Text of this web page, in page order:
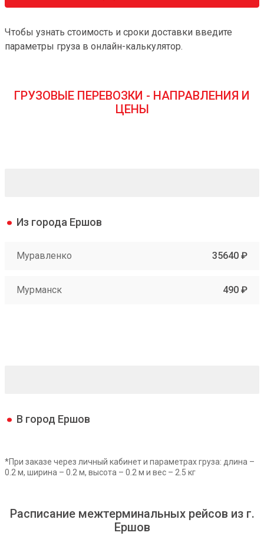
Чтобы узнать стоимость и сроки доставки введите
параметры груза в онлайн-калькулятор.
ГРУЗОВЫЕ ПЕРЕВОЗКИ - НАПРАВЛЕНИЯ И
ЦЕНЫ
Из города Ершов
Муравленко 35640 ₽
Мурманск 490 ₽
В город Ершов
*При заказе через личный кабинет и параметрах груза: длина –
0.2 м, ширина – 0.2 м, высота – 0.2 м и вес – 2.5 кг
Расписание межтерминальных рейсов из г.
Ершов